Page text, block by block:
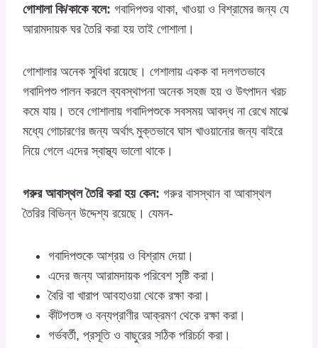
গোশালা কি/কাকে বলে: গবাদিপশুর থাকা, খাওয়া ও বিশ্রামের জন্য যে
আরামদায়ক ঘর তৈরি করা হয় তাই গোশালা।
গোশালার অনেক সুবিধা রয়েছে। গেশালায় একক বা দলগতভাবে
গবাদিপশু পালন করলে ব্যবস্থাপনা অনেক সহজ হয় ও উৎপাদন খরচ
কমে যায়। তবে গোশালায় গবাদিপশুকে সবসময় আবদ্ধ না রেখে মাঝে
মধ্যে গোচারণের জন্য অর্থাৎ মুক্তভাবে ঘাস খাওয়ানোর জন্য বাইরে
নিয়ে গেলে এদের স্বাস্থ্য ভালো থাকে।
গরুর আবাস্থল তৈরি করা হয় কেন: গরুর বাসস্থান বা আবাস্থল
তৈরির বিভিন্ন উদ্দেশ্য রয়েছে। যেমন-
গবাদিপশুকে আশ্রয় ও বিশ্রাম দেয়া।
এদের জন্য আরামদায়ক পরিবেশ সৃষ্টি করা।
বৈরি বা খারাপ আবহাওয়া থেকে রক্ষা করা।
কীটপতঙ্গ ও বন্যপ্রাণীর আক্রমণ থেকে রক্ষা করা।
গর্ভবর্তী, প্রসূতি ও বাছুরের সঠিক পরিচর্চা করা।